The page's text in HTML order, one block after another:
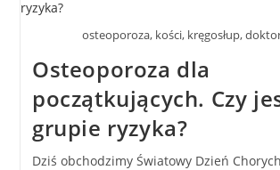
osteoporoza, kości, kręgosłup,
Osteoporoza dla
początkujących. Czy
grupie ryzyka?
Dziś obchodzimy Światowy Dzień